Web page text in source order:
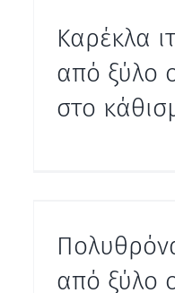
Καρέκλα
από ξύλο
στο
από ξύλο